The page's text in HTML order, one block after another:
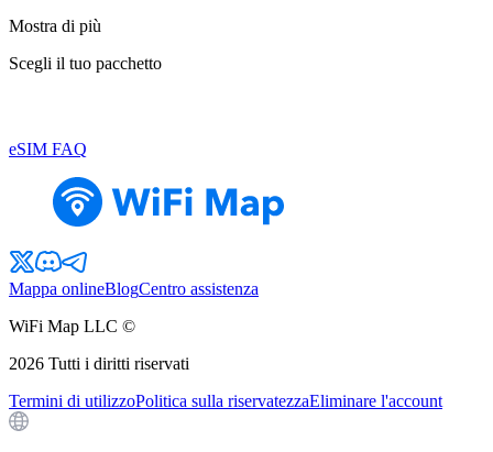
Mostra di più
Scegli il tuo pacchetto
eSIM FAQ
Mappa onlineBlogCentro assistenza
WiFi Map LLC ©
2026 Tutti i diritti riservati
Termini di utilizzoPolitica sulla riservatezzaEliminare l'account